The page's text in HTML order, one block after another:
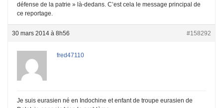
défense de la patrie » là-dedans. C’est cela le message principal de
ce reportage.
30 mars 2014 à 8h56 #158292
fred47110
Je suis eurasien né en Indochine et enfant de troupe eurasien de